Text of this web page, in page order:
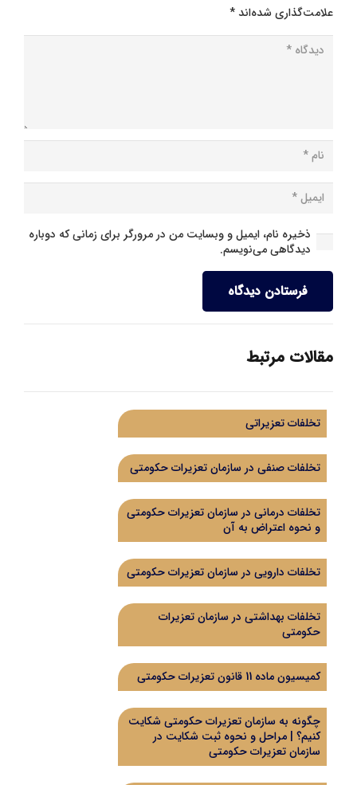
علامت‌گذاری شده‌اند*
ذخیره نام، ایمیل و وبسایت من در مرورگر برای زمانی که دوباره
دیدگاهی می‌نویسم.
فرستادن دیدگاه
مقالات مرتبط
تخلفات تعزیراتی
تخلفات صنفی در سازمان تعزیرات حکومتی
تخلفات درمانی در سازمان تعزیرات حکومتی
و نحوه اعتراض به آن
تخلفات دارویی در سازمان تعزیرات حکومتی
تخلفات بهداشتی در سازمان تعزیرات
حکومتی
کمیسیون ماده 11 قانون تعزیرات حکومتی
چگونه به سازمان تعزیرات حکومتی شکایت
کنیم؟ | مراحل و نحوه ثبت شکایت در
سازمان تعزیرات حکومتی